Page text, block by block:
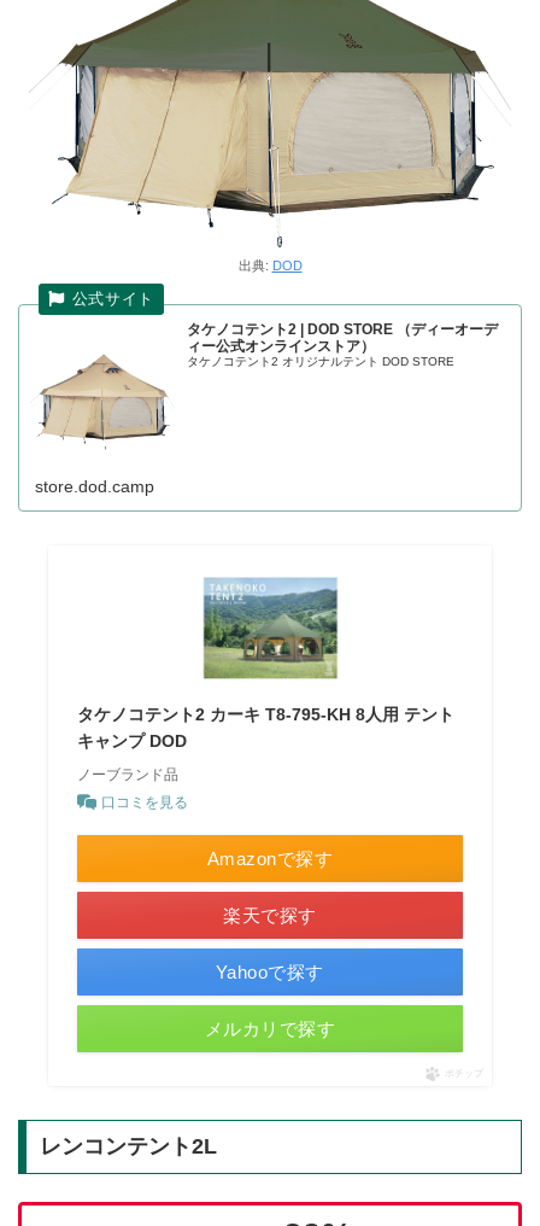
出典: DOD
タケノコテント2 | DOD STORE （ディーオーデ
ィー公式オンラインストア）
タケノコテント2 オリジナルテント DOD STORE
store.dod.camp
タケノコテント2 カーキ T8-795-KH 8人用 テント
キャンプ DOD
ノーブランド品
口コミを見る
Amazonで探す
楽天で探す
Yahooで探す
メルカリで探す
ポチップ
レンコンテント2L